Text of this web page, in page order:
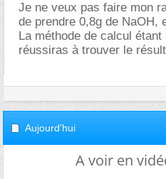
Je ne veux pas faire mon
de prendre 0,8g de NaOH,
La méthode de calcul
réussiras à trouver le
Aujourd'hui
A voir en